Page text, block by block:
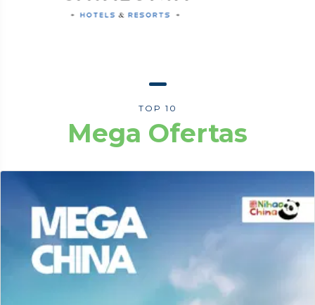
TOP 10
Mega Ofertas